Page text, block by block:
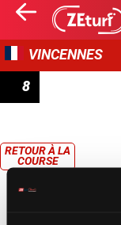
VINCENNES
8
RETOUR À LA
COURSE